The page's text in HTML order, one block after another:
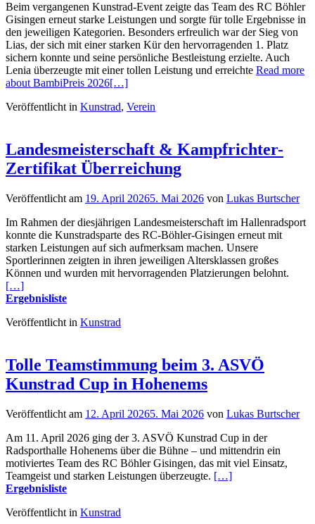
Beim vergangenen Kunstrad-Event zeigte das Team des RC Böhler
Gisingen erneut starke Leistungen und sorgte für tolle Ergebnisse in
den jeweiligen Kategorien. Besonders erfreulich war der Sieg von
Lias, der sich mit einer starken Kür den hervorragenden 1. Platz
sichern konnte und seine persönliche Bestleistung erzielte. Auch
Lenia überzeugte mit einer tollen Leistung und erreichte Read more
about BambiPreis 2026[…]
Veröffentlicht in Kunstrad, Verein
Landesmeisterschaft & Kampfrichter-
Zertifikat Überreichung
Veröffentlicht am 19. April 20265. Mai 2026 von Lukas Burtscher
Im Rahmen der diesjährigen Landesmeisterschaft im Hallenradsport
konnte die Kunstradsparte des RC-Böhler-Gisingen erneut mit
starken Leistungen auf sich aufmerksam machen. Unsere
Sportlerinnen zeigten in ihren jeweiligen Altersklassen großes
Können und wurden mit hervorragenden Platzierungen belohnt.
[…]
Ergebnisliste
Veröffentlicht in Kunstrad
Tolle Teamstimmung beim 3. ASVÖ
Kunstrad Cup in Hohenems
Veröffentlicht am 12. April 20265. Mai 2026 von Lukas Burtscher
Am 11. April 2026 ging der 3. ASVÖ Kunstrad Cup in der
Radsporthalle Hohenems über die Bühne – und mittendrin ein
motiviertes Team des RC Böhler Gisingen, das mit viel Einsatz,
Teamgeist und starken Leistungen überzeugte. […]
Ergebnisliste
Veröffentlicht in Kunstrad